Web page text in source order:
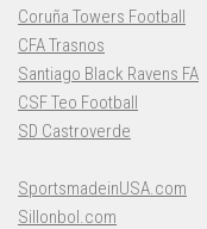
Coruña Towers Football
CFA Trasnos
Santiago Black Ravens FA
CSF Teo Football
SD Castroverde
SportsmadeinUSA.com
Sillonbol.com